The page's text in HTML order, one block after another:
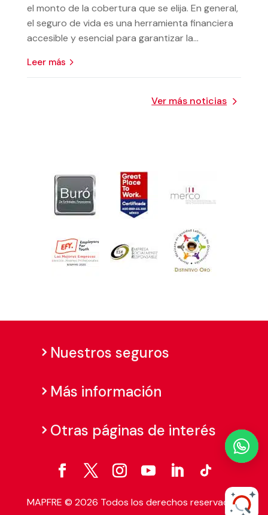
el monto de la cobertura que se elija. En general,
el seguro de vida es una herramienta financiera
accesible y esencial para garantizar la...
leer más
Ver más noticias
Nuestros seguros
Más información
Otras páginas de interés
MAPFRE © 2026 Todos los derechos reservados
